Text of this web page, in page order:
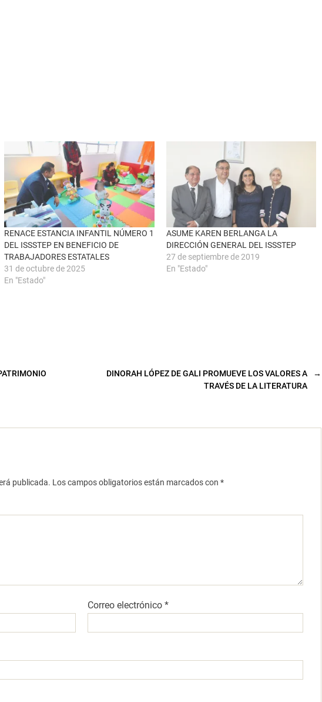
RENACE ESTANCIA INFANTIL NÚMERO 1
DEL ISSSTEP EN BENEFICIO DE
TRABAJADORES ESTATALES
31 de octubre de 2025
En "Estado"
ASUME KAREN BERLANGA LA
DIRECCIÓN GENERAL DEL ISSSTEP
27 de septiembre de 2019
En "Estado"
→
DINORAH LÓPEZ DE GALI PROMUEVE LOS VALORES A
TRAVÉS DE LA LITERATURA
publicada. Los campos obligatorios están marcados con *
Correo electrónico*